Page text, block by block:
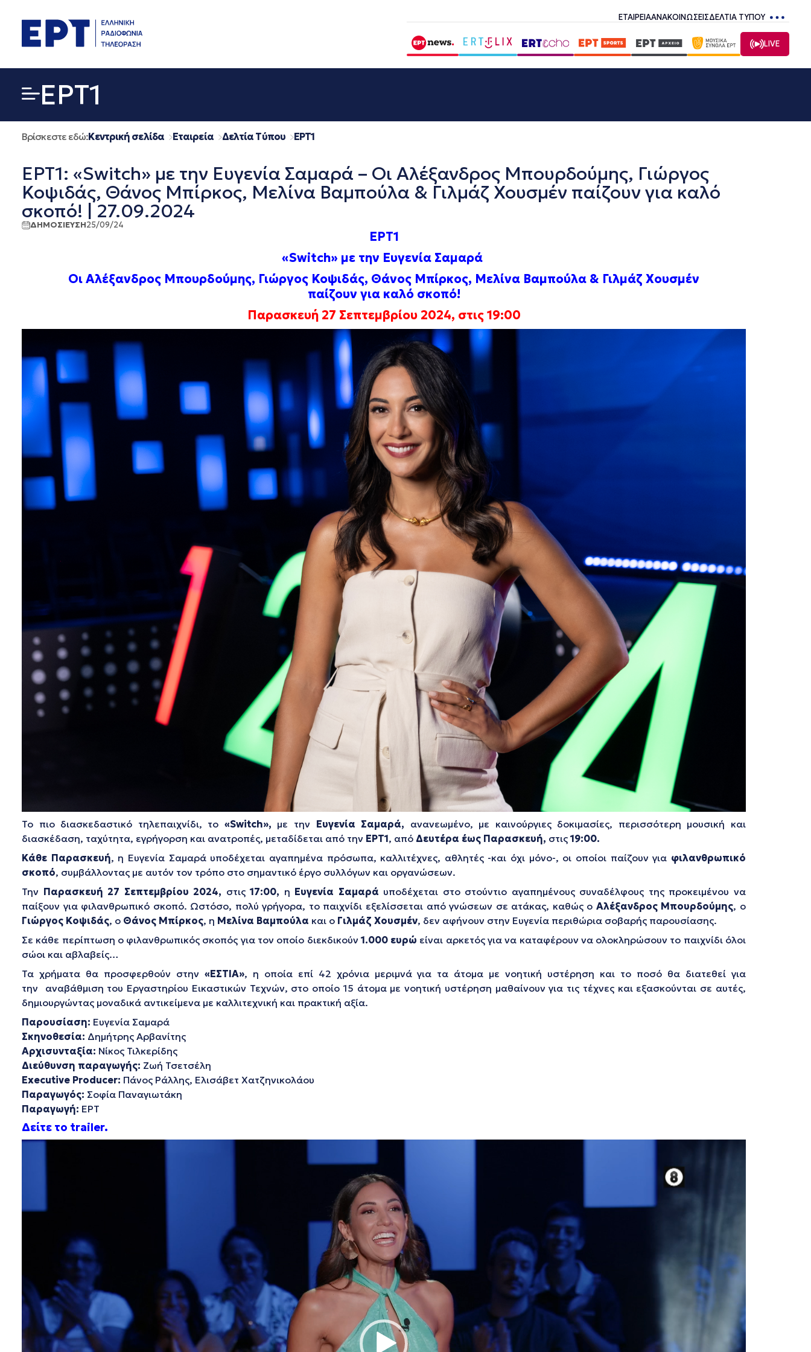
περιεχόμενο
ΕΤΑΙΡΕΙΑΑΝΑΚΟΙΝΩΣΕΙΣΔΕΛΤΙΑ ΤΥΠΟΥ
LIVE
EΡΤ1
Βρίσκεστε εδώ:Κεντρική σελίδα Εταιρεία Δελτία Τύπου EΡΤ1
ΕΡΤ1: «Switch» με την Ευγενία Σαμαρά – Οι Αλέξανδρος Μπουρδούμης, Γιώργος
Κοψιδάς, Θάνος Μπίρκος, Μελίνα Βαμπούλα & Γιλμάζ Χουσμέν παίζουν για καλό
σκοπό! | 27.09.2024
ΔΗΜΟΣΙΕΥΣΗ25/09/24
ΕΡΤ1
«Switch» με την Ευγενία Σαμαρά
Οι Αλέξανδρος Μπουρδούμης, Γιώργος Κοψιδάς, Θάνος Μπίρκος, Μελίνα Βαμπούλα & Γιλμάζ Χουσμέν
παίζουν για καλό σκοπό!
Παρασκευή 27 Σεπτεμβρίου 2024, στις 19:00
Το πιο διασκεδαστικό τηλεπαιχνίδι, το «Switch», με την Ευγενία Σαμαρά, ανανεωμένο, με καινούργιες δοκιμασίες, περισσότερη μουσική και
διασκέδαση, ταχύτητα, εγρήγορση και ανατροπές, μεταδίδεται από την ΕΡΤ1, από Δευτέρα έως Παρασκευή, στις 19:00.
Κάθε Παρασκευή, η Ευγενία Σαμαρά υποδέχεται αγαπημένα πρόσωπα, καλλιτέχνες, αθλητές -και όχι μόνο-, οι οποίοι παίζουν για φιλανθρωπικό
σκοπό, συμβάλλοντας με αυτόν τον τρόπο στο σημαντικό έργο συλλόγων και οργανώσεων.
Την Παρασκευή 27 Σεπτεμβρίου 2024, στις17:00, η Ευγενία Σαμαρά υποδέχεται στο στούντιο αγαπημένους συναδέλφους της προκειμένου να
παίξουν για φιλανθρωπικό σκοπό. Ωστόσο, πολύ γρήγορα, το παιχνίδι εξελίσσεται από γνώσεων σε ατάκας, καθώς ο Αλέξανδρος Μπουρδούμης, ο
Γιώργος Κοψιδάς, ο Θάνος Μπίρκος, η Μελίνα Βαμπούλα και ο Γιλμάζ Χουσμέν, δεν αφήνουν στην Ευγενία περιθώρια σοβαρής παρουσίασης.
Σε κάθε περίπτωση ο φιλανθρωπικός σκοπός για τον οποίο διεκδικούν 1.000 ευρώ είναι αρκετός για να καταφέρουν να ολοκληρώσουν το παιχνίδι όλοι
σώοι και αβλαβείς…
Τα χρήματα θα προσφερθούν στην «ΕΣΤΙΑ», η οποία επί 42 χρόνια μεριμνά για τα άτομα με νοητική υστέρηση και το ποσό θα διατεθεί για
την αναβάθμιση του Εργαστηρίου Εικαστικών Τεχνών, στο οποίο 15 άτομα με νοητική υστέρηση μαθαίνουν για τις τέχνες και εξασκούνται σε αυτές,
δημιουργώντας μοναδικά αντικείμενα με καλλιτεχνική και πρακτική αξία.
Παρουσίαση: Ευγενία Σαμαρά
Σκηνοθεσία: Δημήτρης Αρβανίτης
Αρχισυνταξία: Νίκος Τιλκερίδης
Διεύθυνση παραγωγής: Ζωή Τσετσέλη
Executive Producer: Πάνος Ράλλης, Ελισάβετ Χατζηνικολάου
Παραγωγός: Σοφία Παναγιωτάκη
Παραγωγή: ΕΡΤ
Δείτε το trailer.
Πρόγραμμα